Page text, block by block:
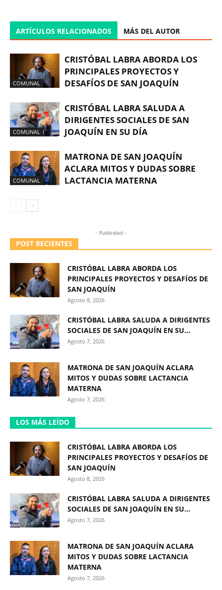
ARTÍCULOS RELACIONADOS MÁS DEL AUTOR
COMUNAL
CRISTÓBAL LABRA ABORDA LOS
PRINCIPALES PROYECTOS Y
DESAFÍOS DE SAN JOAQUÍN
COMUNAL
CRISTÓBAL LABRA SALUDA A
DIRIGENTES SOCIALES DE SAN
JOAQUÍN EN SU DÍA
COMUNAL
MATRONA DE SAN JOAQUÍN
ACLARA MITOS Y DUDAS SOBRE
LACTANCIA MATERNA
- Publicidad -
POST RECIENTES
CRISTÓBAL LABRA ABORDA LOS
PRINCIPALES PROYECTOS Y DESAFÍOS DE
SAN JOAQUÍN
Agosto 8, 2026
CRISTÓBAL LABRA SALUDA A DIRIGENTES
SOCIALES DE SAN JOAQUÍN EN SU...
Agosto 7, 2026
MATRONA DE SAN JOAQUÍN ACLARA
MITOS Y DUDAS SOBRE LACTANCIA
MATERNA
Agosto 7, 2026
LOS MÁS LEÍDO
CRISTÓBAL LABRA ABORDA LOS
PRINCIPALES PROYECTOS Y DESAFÍOS DE
SAN JOAQUÍN
Agosto 8, 2026
CRISTÓBAL LABRA SALUDA A DIRIGENTES
SOCIALES DE SAN JOAQUÍN EN SU...
Agosto 7, 2026
MATRONA DE SAN JOAQUÍN ACLARA
MITOS Y DUDAS SOBRE LACTANCIA
MATERNA
Agosto 7, 2026